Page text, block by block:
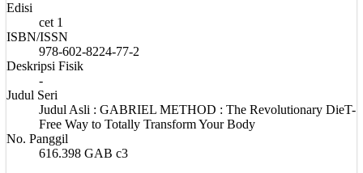
Edisi
cet 1
ISBN/ISSN
978-602-8224-77-2
Deskripsi Fisik
-
Judul Seri
Judul Asli : GABRIEL METHOD : The Revolutionary DieT-
Free Way to Totally Transform Your Body
No. Panggil
616.398 GAB c3